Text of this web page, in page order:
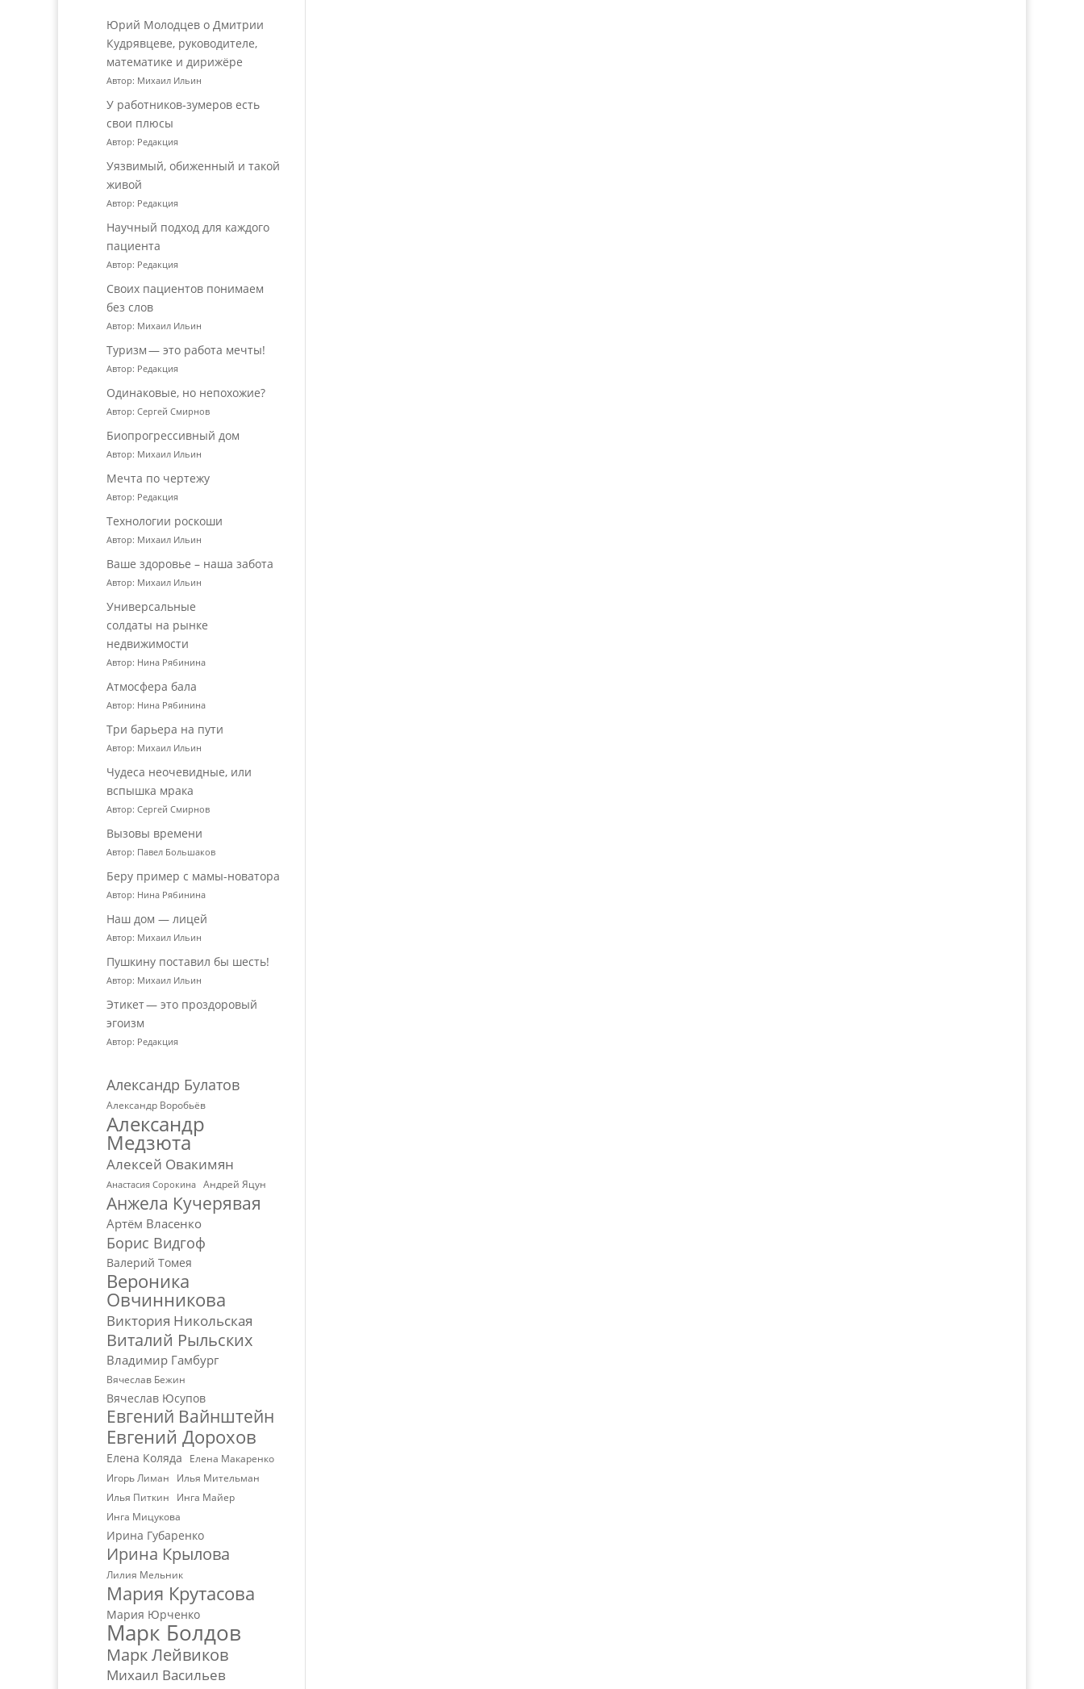
Юрий Молодцев о Дмитрии
Кудрявцеве, руководителе,
математике и дирижёре
Автор: Михаил Ильин
У работников‑зумеров есть
свои плюсы
Автор: Редакция
Уязвимый, обиженный и такой
живой
Автор: Редакция
Научный подход для каждого
пациента
Автор: Редакция
Своих пациентов понимаем
без слов
Автор: Михаил Ильин
Туризм — это работа мечты!
Автор: Редакция
Одинаковые, но непохожие?
Автор: Сергей Смирнов
Биопрогрессивный дом
Автор: Михаил Ильин
Мечта по чертежу
Автор: Редакция
Технологии роскоши
Автор: Михаил Ильин
Ваше здоровье – наша забота
Автор: Михаил Ильин
Универсальные
солдаты на рынке
недвижимости
Автор: Нина Рябинина
Атмосфера бала
Автор: Нина Рябинина
Три барьера на пути
Автор: Михаил Ильин
Чудеса неочевидные, или
вспышка мрака
Автор: Сергей Смирнов
Вызовы времени
Автор: Павел Большаков
Беру пример с мамы-новатора
Автор: Нина Рябинина
Наш дом — лицей
Автор: Михаил Ильин
Пушкину поставил бы шесть!
Автор: Михаил Ильин
Этикет — это проздоровый
эгоизм
Автор: Редакция
Александр Булатов
Александр Воробьёв
Александр
Медзюта
Алексей Овакимян
Анастасия Сорокина Андрей Яцун
Анжела Кучерявая
Артём Власенко
Борис Видгоф
Валерий Томея
Вероника
Овчинникова
Виктория Никольская
Виталий Рыльских
Владимир Гамбург
Вячеслав Бежин
Вячеслав Юсупов
Евгений Вайнштейн
Евгений Дорохов
Елена Коляда
Елена Макаренко
Игорь Лиман
Илья Мительман
Илья Питкин
Инга Майер
Инга Мицукова
Ирина Губаренко
Ирина Крылова
Лилия Мельник
Мария Крутасова
Мария Юрченко
Марк Болдов
Марк Лейвиков
Михаил Васильев